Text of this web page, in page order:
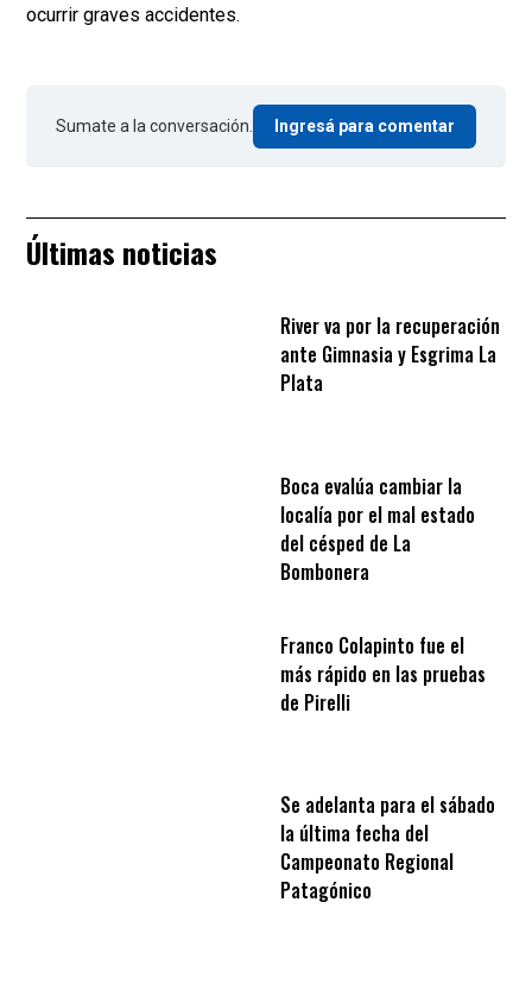
ocurrir graves accidentes.
Sumate a la conversación. Ingresá para comentar
Últimas noticias
River va por la recuperación
ante Gimnasia y Esgrima La
Plata
Boca evalúa cambiar la
localía por el mal estado
del césped de La
Bombonera
Franco Colapinto fue el
más rápido en las pruebas
de Pirelli
Se adelanta para el sábado
la última fecha del
Campeonato Regional
Patagónico